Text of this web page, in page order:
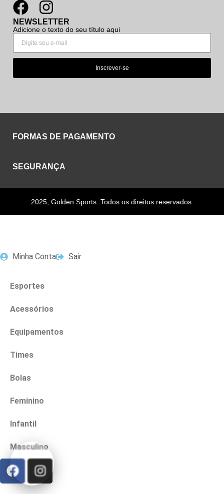
NEWSLETTER
Adicione o texto do seu título aqui
Inscrever-se
FORMAS DE PAGAMENTO
SEGURANÇA
2025, Golden Sports. Todos os direitos reservados.
Minha Conta Sair
Esportes
Acessórios
Equipamentos
Times
Bolas
Feminino
Infantil
Masculino